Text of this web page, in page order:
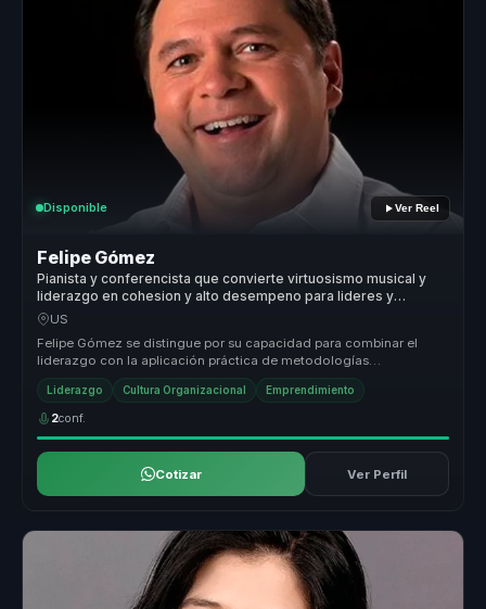
Disponible Ver Reel
Felipe Gómez
Pianista y conferencista que convierte virtuosismo musical y
liderazgo en cohesion y alto desempeno para lideres y
equipos.
US
Felipe Gómez se distingue por su capacidad para combinar el
liderazgo con la aplicación práctica de metodologías
innovadoras que transfor...
Liderazgo Cultura Organizacional Emprendimiento
2conf.
Cotizar Ver Perfil